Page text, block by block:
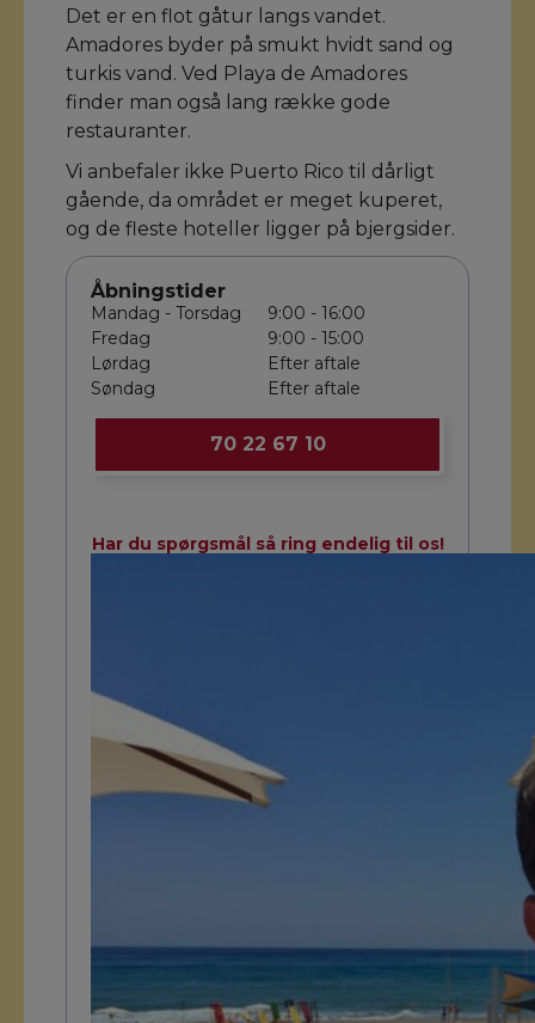
Det er en flot gåtur langs vandet.
Amadores byder på smukt hvidt sand og
turkis vand. Ved Playa de Amadores
finder man også lang række gode
restauranter.
Vi anbefaler ikke Puerto Rico til dårligt
gående, da området er meget kuperet,
og de fleste hoteller ligger på bjergsider.
Åbningstider
Mandag - Torsdag
Fredag
Lørdag
Søndag
9:00 - 16:00
9:00 - 15:00
Efter aftale
Efter aftale
70 22 67 10
Har du spørgsmål så ring endelig til os!